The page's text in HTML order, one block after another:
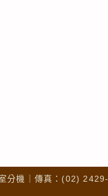
分機｜傳真：(02) 2429-